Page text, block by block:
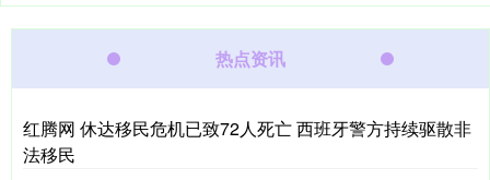
热点资讯
红腾网 休达移民危机已致72人死亡 西班牙警方持续驱散非
法移民